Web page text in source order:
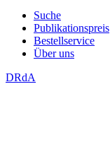
Suche
Publikationspreis
Bestellservice
Über uns
DRdA